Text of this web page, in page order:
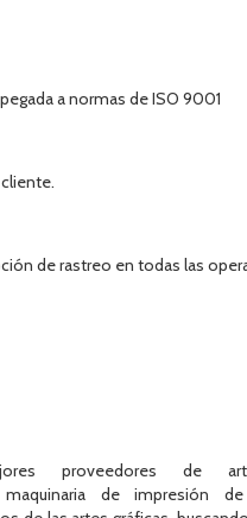
a normas de ISO 9001
de rastreo en todas las
proveedores de
maquinaria de impresión